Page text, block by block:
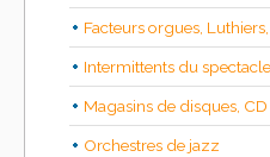
Facteurs orgues,
Intermittents du spectacle
Magasins de disques, CD
Orchestres de jazz